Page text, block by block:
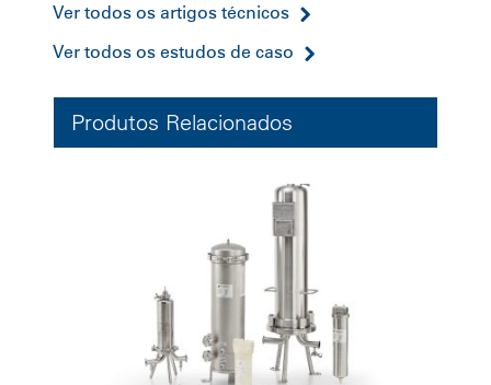
Ver todos os artigos técnicos
Ver todos os estudos de caso
Produtos Relacionados